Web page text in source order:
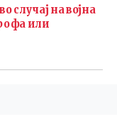
случај на војна
или